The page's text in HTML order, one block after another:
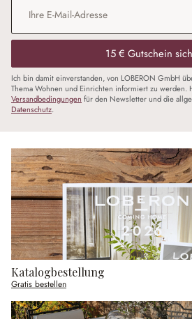
15 € Gutschein
Ich bin damit einverstanden, von LOBERON GmbH
Thema Wohnen und Einrichten informiert zu werden.
Versandbedingungen für den Newsletter und die
Datenschutz.
Katalogbestellung
Gratis bestellen